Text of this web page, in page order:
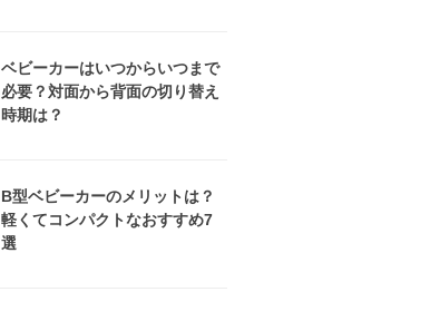
ベビーカーはいつからいつまで
必要？対面から背面の切り替え
時期は？
B型ベビーカーのメリットは？
軽くてコンパクトなおすすめ7
選